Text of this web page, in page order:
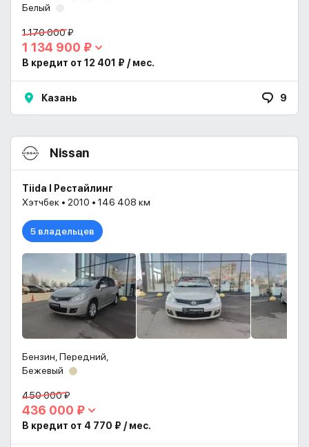
Белый
1 170 000 ₽
1 134 900 ₽
В кредит от 12 401 ₽ / мес.
Казань 9
Nissan
Tiida I Рестайлинг
Хэтчбек • 2010 • 146 408 км
5 владельцев
Бензин, Передний,
Бежевый
450 000 ₽
436 000 ₽
В кредит от 4 770 ₽ / мес.